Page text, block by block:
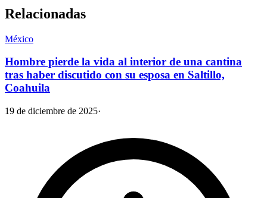
Relacionadas
México
Hombre pierde la vida al interior de una cantina
tras haber discutido con su esposa en Saltillo,
Coahuila
19 de diciembre de 2025·